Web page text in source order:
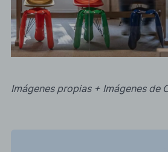
Imágenes propias + Imágenes de